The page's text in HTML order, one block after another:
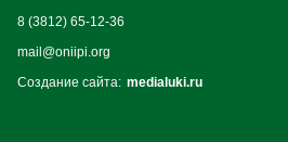
8 (3812) 65-12-36
mail@oniipi.org
Создание сайта: medialuki.ru